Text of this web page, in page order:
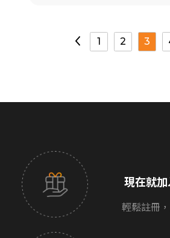
1 2 3
現在就加
輕鬆註冊